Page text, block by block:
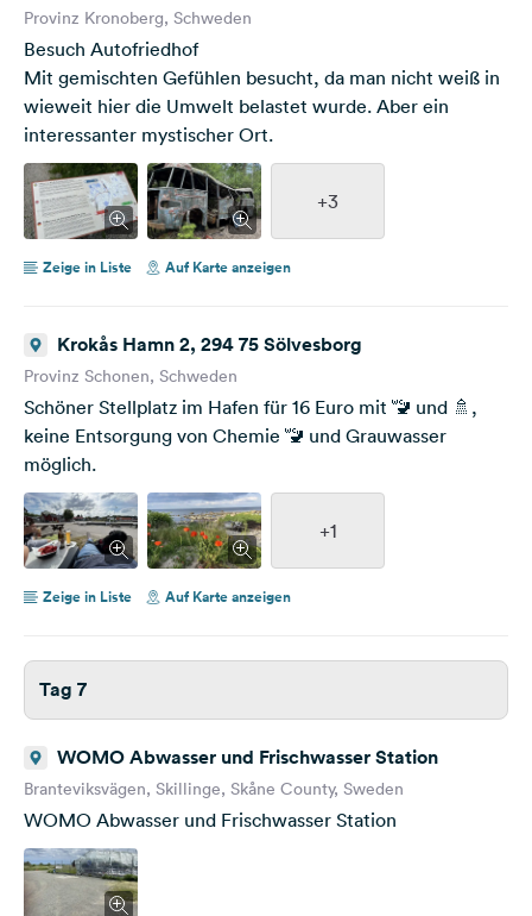
Autofriedhof
Provinz Kronoberg, Schweden
Besuch Autofriedhof
Mit gemischten Gefühlen besucht, da man nicht weiß in
wieweit hier die Umwelt belastet wurde. Aber ein
interessanter mystischer Ort.
+3
Zeige in Liste Auf Karte anzeigen
Krokås Hamn 2, 294 75 Sölvesborg
Provinz Schonen, Schweden
Schöner Stellplatz im Hafen für 16 Euro mit 🚾 und 🚿,
keine Entsorgung von Chemie 🚾 und Grauwasser
möglich.
+1
Zeige in Liste Auf Karte anzeigen
Tag 7
WOMO Abwasser und Frischwasser Station
Branteviksvägen, Skillinge, Skåne County, Sweden
WOMO Abwasser und Frischwasser Station